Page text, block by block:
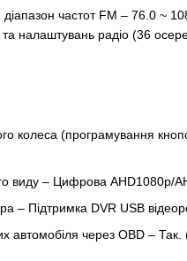
частот FM – 76.0 ~
налаштувань радіо (36
колеса (програмування
виду – Цифрова AHD1080p/
– Підтримка DVR USB
автомобіля через OBD –